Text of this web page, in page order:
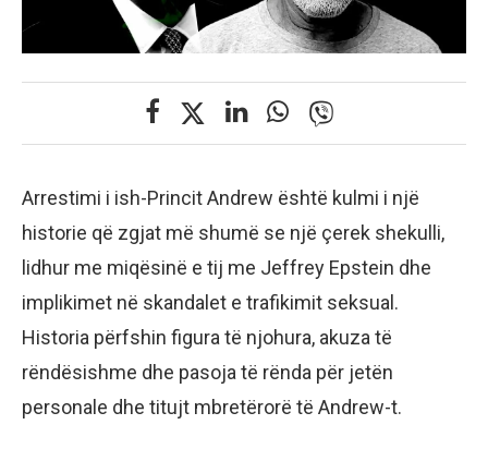
Arrestimi i ish-Princit Andrew është kulmi i një
historie që zgjat më shumë se një çerek shekulli,
lidhur me miqësinë e tij me Jeffrey Epstein dhe
implikimet në skandalet e trafikimit seksual.
Historia përfshin figura të njohura, akuza të
rëndësishme dhe pasoja të rënda për jetën
personale dhe titujt mbretërorë të Andrew-t.